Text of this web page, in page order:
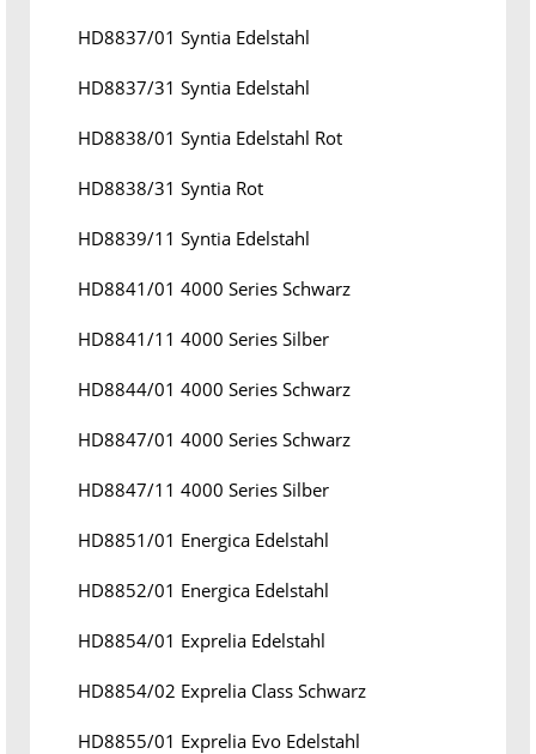
HD8837/01 Syntia Edelstahl
HD8837/31 Syntia Edelstahl
HD8838/01 Syntia Edelstahl Rot
HD8838/31 Syntia Rot
HD8839/11 Syntia Edelstahl
HD8841/01 4000 Series Schwarz
HD8841/11 4000 Series Silber
HD8844/01 4000 Series Schwarz
HD8847/01 4000 Series Schwarz
HD8847/11 4000 Series Silber
HD8851/01 Energica Edelstahl
HD8852/01 Energica Edelstahl
HD8854/01 Exprelia Edelstahl
HD8854/02 Exprelia Class Schwarz
HD8855/01 Exprelia Evo Edelstahl